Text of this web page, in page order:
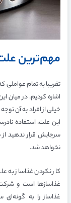
مهم‌ترین
تقریبا به تمام
اشاره کردیم. در
خیلی از افراد به آن
این علت، استفاده
سرجایش قرار ندهید
نخواهد شد.
کار نکردن غذاساز
غذاسازها است و
غذاساز را به